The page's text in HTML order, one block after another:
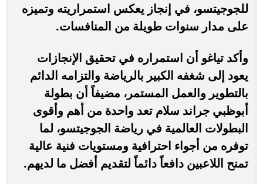
للجوجيتسو، في إنجاز يعكس استمراريته وتميزه
على مدار سنوات طويلة من المنافسات.
وأكد تياغو أن استمراره في تحقيق الإنجازات
يعود إلى شغفه الكبير بالرياضة والتزامه الدائم
بالتطوير والعمل المستمر، مضيفاً أن بطولة
أبوظبي جراند سلام تعد واحدة من أهم وأقوى
البطولات العالمية في رياضة الجوجيتسو، لما
توفره من أجواء احترافية ومستويات فنية عالية
تمنح اللاعبين دافعاً دائماً لتقديم أفضل ما لديهم.